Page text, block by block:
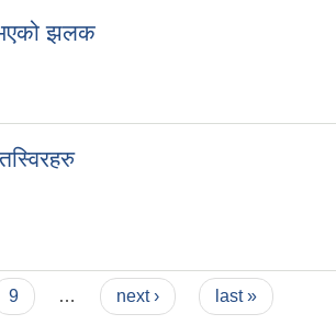
भएको झलक
9 … next › last »